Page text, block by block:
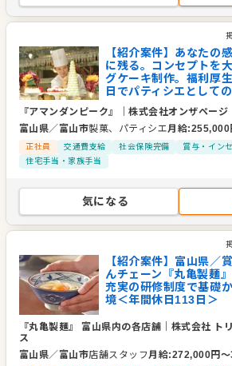
【紹介案件】あなたの
に残る。コンセプトを
グケーキ制作。福利厚
日でパティシエとして
『アマンダンピーク』 ｜株式会社オンザページ
富山県／富山市製菓、パティシエ月給:255,000
正社員 交通費支給 社会保険完備
賞与・イン
住宅手当・家族手当
気になる
【紹介案件】富山県／
んチェーン『丸亀製麺
充実の研修制度で基礎
境＜年間休日113日＞
『丸亀製麺』 富山県内の各店舗
株式会社 ト
ス
富山県／富山市店舗スタッフ月給:272,000円〜